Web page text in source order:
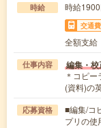
時給 時給
交通費
全額支給
仕事内容 編集・
＊コピ
(資料)の
応募資格
■編集/コ
プリの